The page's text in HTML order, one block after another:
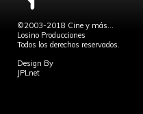
©2003-2018 Cine y más...
Losino Producciones
Todos los derechos reservados.
Design By
JPLnet